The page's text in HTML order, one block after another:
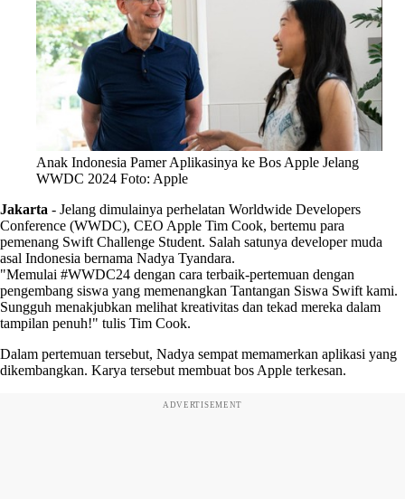
Anak Indonesia Pamer Aplikasinya ke Bos Apple Jelang
WWDC 2024 Foto: Apple
Jakarta - Jelang dimulainya perhelatan Worldwide Developers
Conference (WWDC), CEO Apple Tim Cook, bertemu para
pemenang Swift Challenge Student. Salah satunya developer muda
asal Indonesia bernama Nadya Tyandara.
"Memulai #WWDC24 dengan cara terbaik-pertemuan dengan
pengembang siswa yang memenangkan Tantangan Siswa Swift kami.
Sungguh menakjubkan melihat kreativitas dan tekad mereka dalam
tampilan penuh!" tulis Tim Cook.
Dalam pertemuan tersebut, Nadya sempat memamerkan aplikasi yang
dikembangkan. Karya tersebut membuat bos Apple terkesan.
ADVERTISEMENT